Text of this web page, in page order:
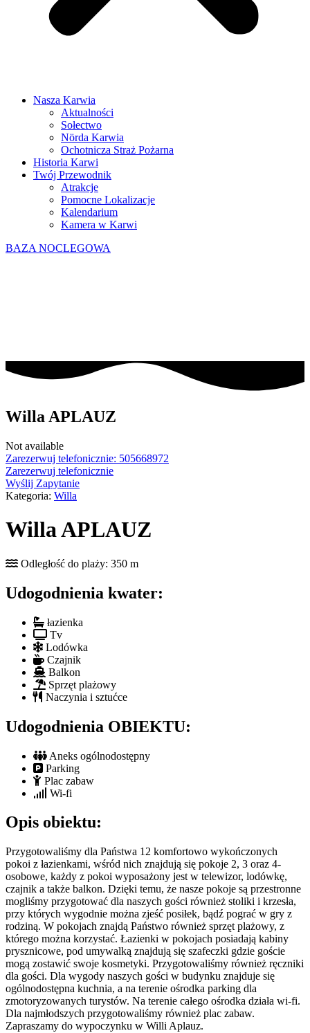
Nasza Karwia
Aktualności
Sołectwo
Nörda Karwia
Ochotnicza Straż Pożarna
Historia Karwi
Twój Przewodnik
Atrakcje
Pomocne Lokalizacje
Kalendarium
Kamera w Karwi
BAZA NOCLEGOWA
Willa APLAUZ
Not available
Zarezerwuj telefonicznie: 505668972
Zarezerwuj telefonicznie
Wyślij Zapytanie
Kategoria: Willa
Willa APLAUZ
Odległość do plaży: 350 m
Udogodnienia kwater:
łazienka
Tv
Lodówka
Czajnik
Balkon
Sprzęt plażowy
Naczynia i sztućce
Udogodnienia OBIEKTU:
Aneks ogólnodostępny
Parking
Plac zabaw
Wi-fi
Opis obiektu:
Przygotowaliśmy dla Państwa 12 komfortowo wykończonych
pokoi z łazienkami, wśród nich znajdują się pokoje 2, 3 oraz 4-
osobowe, każdy z pokoi wyposażony jest w telewizor, lodówkę,
czajnik a także balkon. Dzięki temu, że nasze pokoje są przestronne
mogliśmy przygotować dla naszych gości również stoliki i krzesła,
przy których wygodnie można zjeść posiłek, bądź pograć w gry z
rodziną. W pokojach znajdą Państwo również sprzęt plażowy, z
którego można korzystać. Łazienki w pokojach posiadają kabiny
prysznicowe, pod umywalką znajdują się szafeczki gdzie goście
mogą zostawić swoje kosmetyki. Przygotowaliśmy również ręczniki
dla gości. Dla wygody naszych gości w budynku znajduje się
ogólnodostępna kuchnia, a na terenie ośrodka parking dla
zmotoryzowanych turystów. Na terenie całego ośrodka działa wi-fi.
Dla najmłodszych przygotowaliśmy również plac zabaw.
Zapraszamy do wypoczynku w Willi Aplauz.